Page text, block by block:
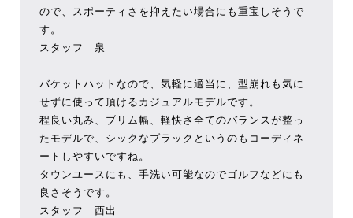
ので、スポーティさを抑えたい場合にも重宝しそうで
す。
スタッフ 泉
バケットハットなので、気軽に適当に、型崩れも気に
せずに使って頂けるカジュアルモデルです。
程良い丸み、ブリム幅、軽快さ全てのバランスが整っ
たモデルで、シックなブラックというのもコーディネ
ートしやすいですね。
タウンユースにも、手洗い可能なのでゴルフなどにも
良さそうです。
スタッフ 西出